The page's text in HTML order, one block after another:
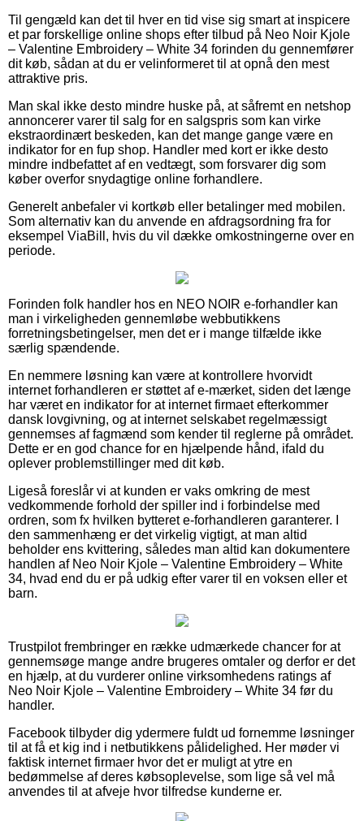
Til gengæld kan det til hver en tid vise sig smart at inspicere
et par forskellige online shops efter tilbud på Neo Noir Kjole
– Valentine Embroidery – White 34 forinden du gennemfører
dit køb, sådan at du er velinformeret til at opnå den mest
attraktive pris.
Man skal ikke desto mindre huske på, at såfremt en netshop
annoncerer varer til salg for en salgspris som kan virke
ekstraordinært beskeden, kan det mange gange være en
indikator for en fup shop. Handler med kort er ikke desto
mindre indbefattet af en vedtægt, som forsvarer dig som
køber overfor snydagtige online forhandlere.
Generelt anbefaler vi kortkøb eller betalinger med mobilen.
Som alternativ kan du anvende en afdragsordning fra for
eksempel ViaBill, hvis du vil dække omkostningerne over en
periode.
Forinden folk handler hos en NEO NOIR e-forhandler kan
man i virkeligheden gennemløbe webbutikkens
forretningsbetingelser, men det er i mange tilfælde ikke
særlig spændende.
En nemmere løsning kan være at kontrollere hvorvidt
internet forhandleren er støttet af e-mærket, siden det længe
har været en indikator for at internet firmaet efterkommer
dansk lovgivning, og at internet selskabet regelmæssigt
gennemses af fagmænd som kender til reglerne på området.
Dette er en god chance for en hjælpende hånd, ifald du
oplever problemstillinger med dit køb.
Ligeså foreslår vi at kunden er vaks omkring de mest
vedkommende forhold der spiller ind i forbindelse med
ordren, som fx hvilken bytteret e-forhandleren garanterer. I
den sammenhæng er det virkelig vigtigt, at man altid
beholder ens kvittering, således man altid kan dokumentere
handlen af Neo Noir Kjole – Valentine Embroidery – White
34, hvad end du er på udkig efter varer til en voksen eller et
barn.
Trustpilot frembringer en række udmærkede chancer for at
gennemsøge mange andre brugeres omtaler og derfor er det
en hjælp, at du vurderer online virksomhedens ratings af
Neo Noir Kjole – Valentine Embroidery – White 34 før du
handler.
Facebook tilbyder dig ydermere fuldt ud fornemme løsninger
til at få et kig ind i netbutikkens pålidelighed. Her møder vi
faktisk internet firmaer hvor det er muligt at ytre en
bedømmelse af deres købsoplevelse, som lige så vel må
anvendes til at afveje hvor tilfredse kunderne er.